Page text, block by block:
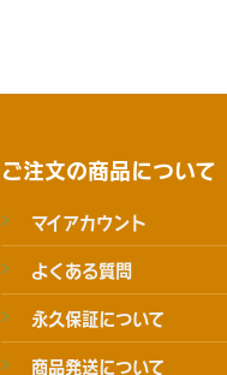
ご注文の商品について
マイアカウント
よくある質問
永久保証について
商品発送について